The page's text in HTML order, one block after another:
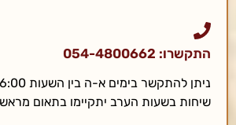
התקשרו: 054-4800662
ניתן להתקשר בימים א-ה בין השעות 10:00-16:00.
שיחות בשעות הערב יתקיימו בתאום